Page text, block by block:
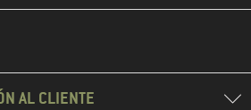
AL CLIENTE